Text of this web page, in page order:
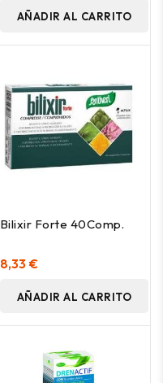
AÑADIR AL CARRITO
Bilixir Forte 40Comp.
8,33 €
AÑADIR AL CARRITO